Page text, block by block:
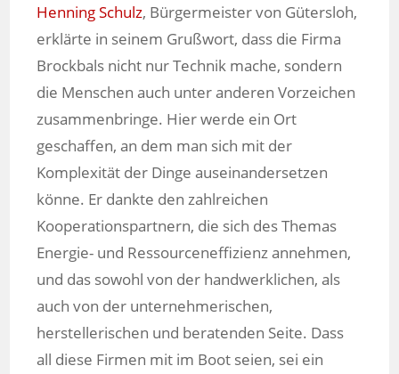
Henning Schulz, Bürgermeister von Gütersloh,
erklärte in seinem Grußwort, dass die Firma
Brockbals nicht nur Technik mache, sondern
die Menschen auch unter anderen Vorzeichen
zusammenbringe. Hier werde ein Ort
geschaffen, an dem man sich mit der
Komplexität der Dinge auseinandersetzen
könne. Er dankte den zahlreichen
Kooperationspartnern, die sich des Themas
Energie- und Ressourceneffizienz annehmen,
und das sowohl von der handwerklichen, als
auch von der unternehmerischen,
herstellerischen und beratenden Seite. Dass
all diese Firmen mit im Boot seien, sei ein